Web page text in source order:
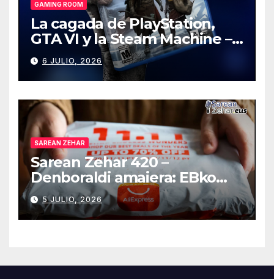
GAMING ROOM
La cagada de PlayStation,
GTA VI y la Steam Machine –
Gaming Room #130
6 JULIO, 2026
SAREAN ZEHAR
Sarean Zehar 420 –
Denboraldi amaiera: EBko
muga-zerga berriak
AliExpressi, AEBetako AAren
kontrola, Googleri behin
PlayStationeko bideojoko
5 JULIO, 2026